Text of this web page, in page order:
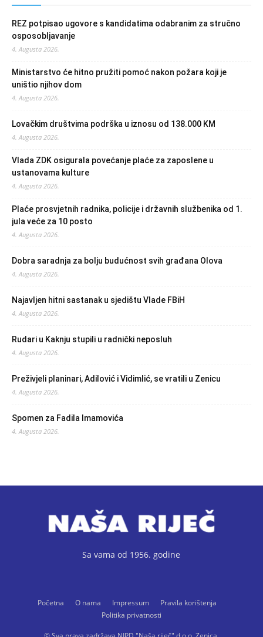
REZ potpisao ugovore s kandidatima odabranim za stručno
osposobljavanje
4. Augusta 2026.
Ministarstvo će hitno pružiti pomoć nakon požara koji je
uništio njihov dom
4. Augusta 2026.
Lovačkim društvima podrška u iznosu od 138.000 KM
4. Augusta 2026.
Vlada ZDK osigurala povećanje plaće za zaposlene u
ustanovama kulture
4. Augusta 2026.
Plaće prosvjetnih radnika, policije i državnih službenika od 1.
jula veće za 10 posto
4. Augusta 2026.
Dobra saradnja za bolju budućnost svih građana Olova
4. Augusta 2026.
Najavljen hitni sastanak u sjedištu Vlade FBiH
4. Augusta 2026.
Rudari u Kaknju stupili u radnički neposluh
4. Augusta 2026.
Preživjeli planinari, Adilović i Vidimlić, se vratili u Zenicu
4. Augusta 2026.
Spomen za Fadila Imamovića
4. Augusta 2026.
Sa vama od 1956. godine
Početna O nama Impressum
Pravila korištenja
Politika privatnosti